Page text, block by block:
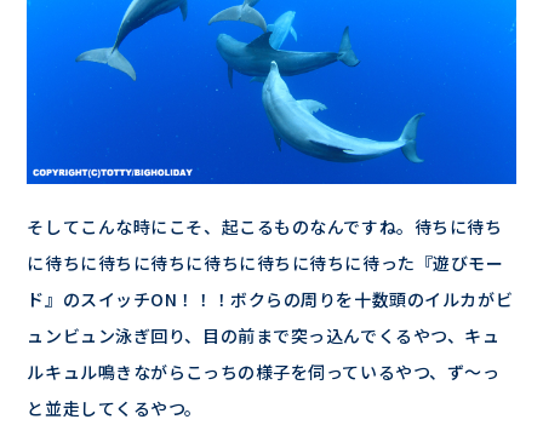
そしてこんな時にこそ、起こるものなんですね。待ちに待ち
に待ちに待ちに待ちに待ちに待ちに待ちに待った『遊びモー
ド』のスイッチON！！！ボクらの周りを十数頭のイルカがビ
ュンビュン泳ぎ回り、目の前まで突っ込んでくるやつ、キュ
ルキュル鳴きながらこっちの様子を伺っているやつ、ず～っ
と並走してくるやつ。